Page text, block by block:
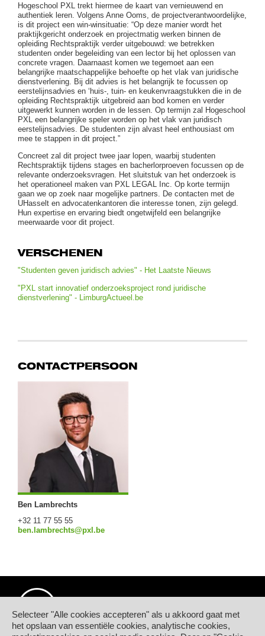
Selecteer "Alle cookies accepteren" als u akkoord gaat met
het opslaan van essentiële cookies, analytische cookies,
Hogeschool PXL trekt hiermee de kaart van vernieuwend en
authentiek leren. Volgens Anne Ooms, de projectverantwoordelijke,
is dit project een win-winsituatie: “Op deze manier wordt het
praktijkgericht onderzoek en projectmatig werken binnen de
opleiding Rechtspraktijk verder uitgebouwd: we betrekken
studenten onder begeleiding van een lector bij het oplossen van
concrete vragen. Daarnaast komen we tegemoet aan een
belangrijke maatschappelijke behoefte op het vlak van juridische
dienstverlening. Bij dit advies is het belangrijk te focussen op
eerstelijnsadvies en ‘huis-, tuin- en keukenvraagstukken die in de
opleiding Rechtspraktijk uitgebreid aan bod komen en verder
uitgewerkt kunnen worden in de lessen. Op termijn zal Hogeschool
PXL een belangrijke speler worden op het vlak van juridisch
eerstelijnsadvies. De studenten zijn alvast heel enthousiast om
mee te stappen in dit project.”
Concreet zal dit project twee jaar lopen, waarbij studenten
Rechtspraktijk tijdens stages en bacherlorproeven focussen op de
relevante onderzoeksvragen. Het sluitstuk van het onderzoek is
het operationeel maken van PXL LEGAL Inc. Op korte termijn
gaan we op zoek naar mogelijke partners. De contacten met de
UHasselt en advocatenkantoren die interesse tonen, zijn gelegd.
Hun expertise en ervaring biedt ongetwijfeld een belangrijke
meerwaarde voor dit project.
VERSCHENEN
"Studenten geven juridisch advies" - Het Laatste Nieuws
"PXL start innovatief onderzoeksproject rond juridische
dienstverlening" - LimburgActueel.be
CONTACTPERSOON
Ben Lambrechts
+32 11 77 55 55
ben.lambrechts@pxl.be